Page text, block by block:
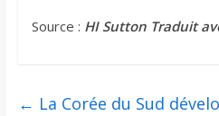
Source : HI Sutton Traduit
← La Corée du Sud